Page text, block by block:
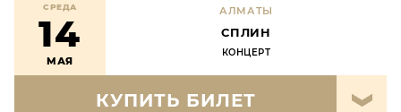
СРЕДА
14
МАЯ
АЛМАТЫ
СПЛИН
КОНЦЕРТ
КУПИТЬ БИЛЕТ